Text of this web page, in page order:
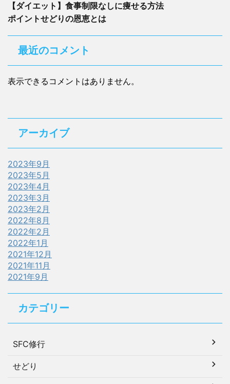
【ダイエット】食事制限なしに痩せる方法
ポイントせどりの恩恵とは
最近のコメント
表示できるコメントはありません。
アーカイブ
2023年9月
2023年5月
2023年4月
2023年3月
2023年2月
2022年8月
2022年2月
2022年1月
2021年12月
2021年11月
2021年9月
カテゴリー
SFC修行
せどり